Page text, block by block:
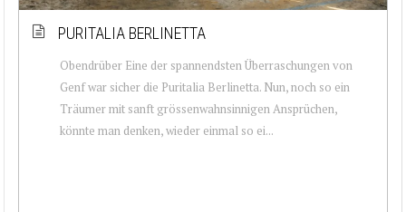
PURITALIA BERLINETTA
Obendrüber Eine der spannendsten Überraschungen von
Genf war sicher die Puritalia Berlinetta. Nun, noch so ein
Träumer mit sanft grössenwahnsinnigen Ansprüchen,
könnte man denken, wieder einmal so ei...